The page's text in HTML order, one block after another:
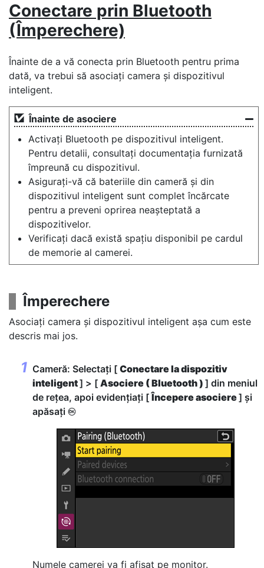
Conectare prin Bluetooth
(Împerechere)
Înainte de a vă conecta prin Bluetooth pentru prima
dată, va trebui să asociați camera și dispozitivul
inteligent.
Înainte de asociere
Activați Bluetooth pe dispozitivul inteligent.
Pentru detalii, consultați documentația furnizată
împreună cu dispozitivul.
Asigurați-vă că bateriile din cameră și din
dispozitivul inteligent sunt complet încărcate
pentru a preveni oprirea neașteptată a
dispozitivelor.
Verificați dacă există spațiu disponibil pe cardul
de memorie al camerei.
Împerechere
Asociați camera și dispozitivul inteligent așa cum este
descris mai jos.
Cameră: Selectați [ Conectare la dispozitiv
inteligent] > [ Asociere ( Bluetooth ) ] din meniul
de rețea, apoi evidențiați [Începere asociere] și
apăsați J
Numele camerei va fi afișat pe monitor.